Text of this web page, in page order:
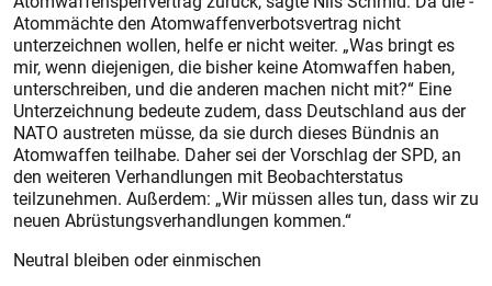
Atommächte den Atomwaffenverbotsvertrag nicht
unterzeichnen wollen, helfe er nicht weiter. „Was bringt es
mir, wenn diejenigen, die bisher keine Atomwaffen haben,
unterschreiben, und die anderen machen nicht mit?“ Eine
Unterzeichnung bedeute zudem, dass Deutschland aus der
NATO austreten müsse, da sie durch dieses Bündnis an
Atomwaffen teilhabe. Daher sei der Vorschlag der SPD, an
den weiteren Verhandlungen mit Beobachterstatus
teilzunehmen. Außerdem: „Wir müssen alles tun, dass wir zu
neuen Abrüs­tungsverhandlungen kommen.“
Neutral bleiben oder einmischen